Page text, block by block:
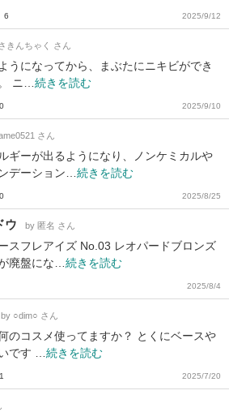
6 2025/9/12
きんちゃく さん
うになってから、まぶたにニキビができ
ニ… 続きを読む
2025/9/10
さん
ギーが出るようになり、ノンケミカルや
デーション… 続きを読む
2025/8/25
ウ by 匿名 さん
スフレアイズ No.03 レオパードブロンズ
廃盤にな… 続きを読む
2025/8/4
by ○dim○ さん
のコスメ使ってますか？ とくにベースや
です … 続きを読む
2025/7/20